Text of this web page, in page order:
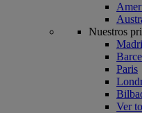
Nuestros
Paris
Ver